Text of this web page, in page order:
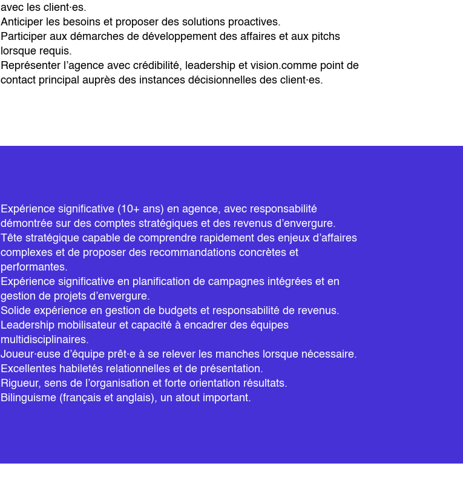
avec les client·es.
Anticiper les besoins et proposer des solutions proactives.
Participer aux démarches de développement des affaires et aux pitchs
lorsque requis.
Représenter l’agence avec crédibilité, leadership et vision.comme point de
contact principal auprès des instances décisionnelles des client·es.
Expérience significative (10+ ans) en agence, avec responsabilité
démontrée sur des comptes stratégiques et des revenus d’envergure.
Tête stratégique capable de comprendre rapidement des enjeux d’affaires
complexes et de proposer des recommandations concrètes et
performantes.
Expérience significative en planification de campagnes intégrées et en
gestion de projets d’envergure.
Solide expérience en gestion de budgets et responsabilité de revenus.
Leadership mobilisateur et capacité à encadrer des équipes
multidisciplinaires.
Joueur·euse d’équipe prêt·e à se relever les manches lorsque nécessaire.
Excellentes habiletés relationnelles et de présentation.
Rigueur, sens de l’organisation et forte orientation résultats.
Bilinguisme (français et anglais), un atout important.